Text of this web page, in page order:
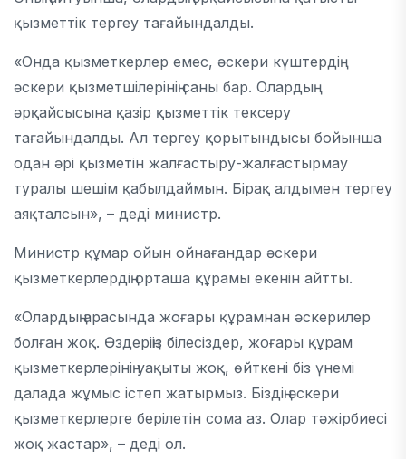
қызметтік тергеу тағайындалды.
«Онда қызметкерлер емес, әскери күштердің
әскери қызметшілерінің саны бар. Олардың
әрқайсысына қазір қызметтік тексеру
тағайындалды. Ал тергеу қорытындысы бойынша
одан әрі қызметін жалғастыру-жалғастырмау
туралы шешім қабылдаймын. Бірақ алдымен тергеу
аяқталсын», – деді министр.
Министр құмар ойын ойнағандар әскери
қызметкерлердің орташа құрамы екенін айтты.
«Олардың арасында жоғары құрамнан әскерилер
болған жоқ. Өздеріңіз білесіздер, жоғары құрам
қызметкерлерінің уақыты жоқ, өйткені біз үнемі
далада жұмыс істеп жатырмыз. Біздің әскери
қызметкерлерге берілетін сома аз. Олар тәжірбиесі
жоқ жастар», – деді ол.